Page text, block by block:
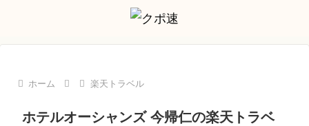
ホーム 楽天トラベル
ホテルオーシャンズ 今帰仁の楽天トラベ